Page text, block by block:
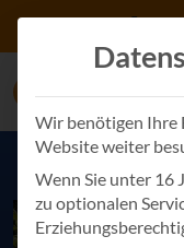
Zum Inhalt springen
Wir benötigen Ihre
Website weiter
Wenn Sie unter 16
zu optionalen